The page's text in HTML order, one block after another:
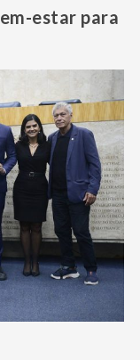
estar para